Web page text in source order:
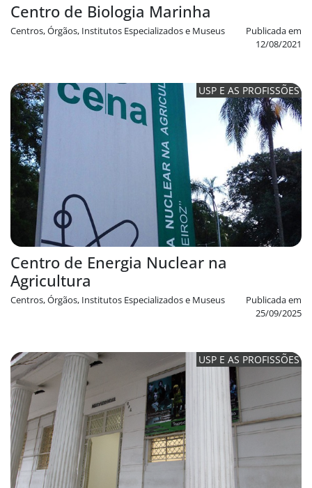
Centro de Biologia Marinha
Publicada em
12/08/2021
Centros, Órgãos, Institutos Especializados e Museus
USP E AS PROFISSÕES
Centro de Energia Nuclear na
Agricultura
Publicada em
25/09/2025
Centros, Órgãos, Institutos Especializados e Museus
USP E AS PROFISSÕES